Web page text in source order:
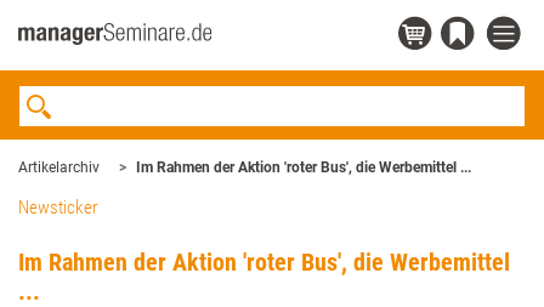
Artikelarchiv Im Rahmen der Aktion 'roter Bus', die Werbemittel ...
Newsticker
Im Rahmen der Aktion 'roter Bus', die Werbemittel
...